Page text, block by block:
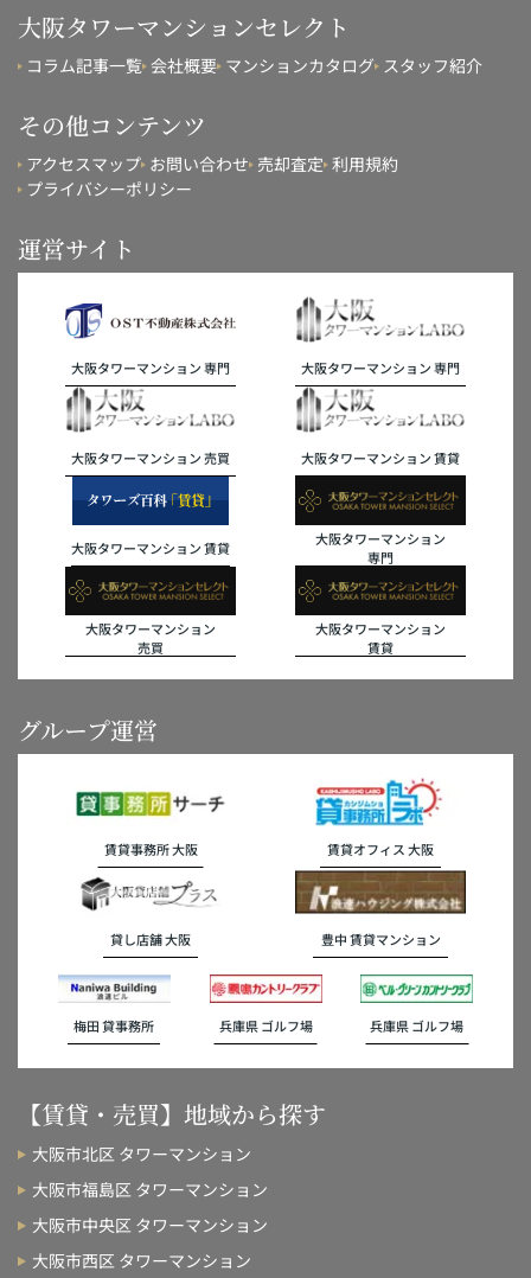
大阪タワーマンションセレクト
コラム記事一覧 会社概要 マンションカタログ スタッフ紹介
その他コンテンツ
アクセスマップ お問い合わせ 売却査定 利用規約
プライバシーポリシー
運営サイト
大阪タワーマンション 専門 大阪タワーマンション 専門
大阪タワーマンション 売買 大阪タワーマンション 賃貸
大阪タワーマンション 賃貸
大阪タワーマンション
専門
大阪タワーマンション
売買
大阪タワーマンション
賃貸
グループ運営
賃貸事務所 大阪 賃貸オフィス 大阪
貸し店舗 大阪 豊中 賃貸マンション
梅田 貸事務所 兵庫県 ゴルフ場 兵庫県 ゴルフ場
【賃貸・売買】地域から探す
大阪市北区 タワーマンション
大阪市福島区 タワーマンション
大阪市中央区 タワーマンション
大阪市西区 タワーマンション